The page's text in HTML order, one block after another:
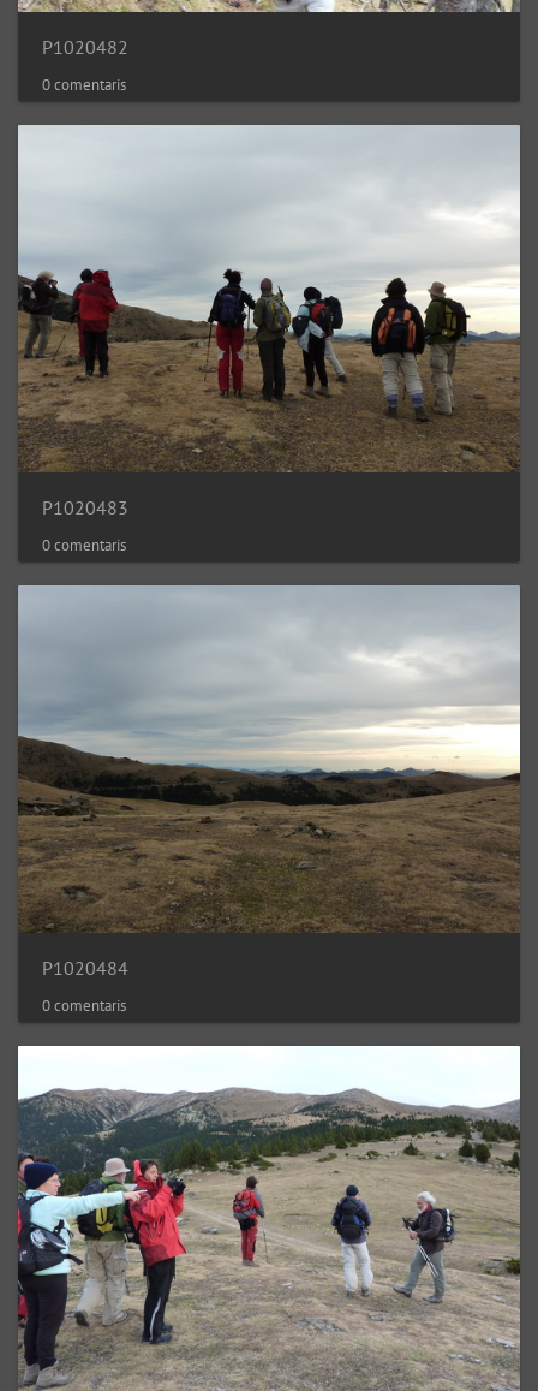
P1020482
0 comentaris
P1020483
0 comentaris
P1020484
0 comentaris